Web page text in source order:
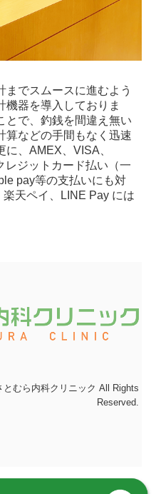
までスムースに進むよう
機器を導入しておりま
とで、釣銭を間違え無い
算などの手間もなく迅速
、AMEX、VISA、
レジットカード払い（一
pay等の支払いにも対
天ペイ、LINE Pay には
むら内科クリニック All Rights
Reserved.